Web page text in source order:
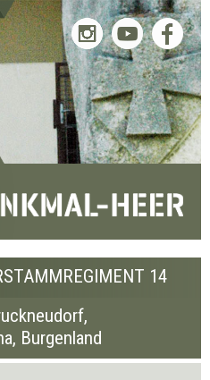
14
, Burgenland
Weiter »